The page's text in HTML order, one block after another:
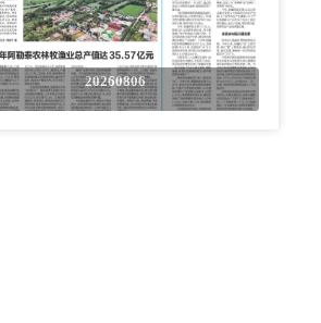
20260806